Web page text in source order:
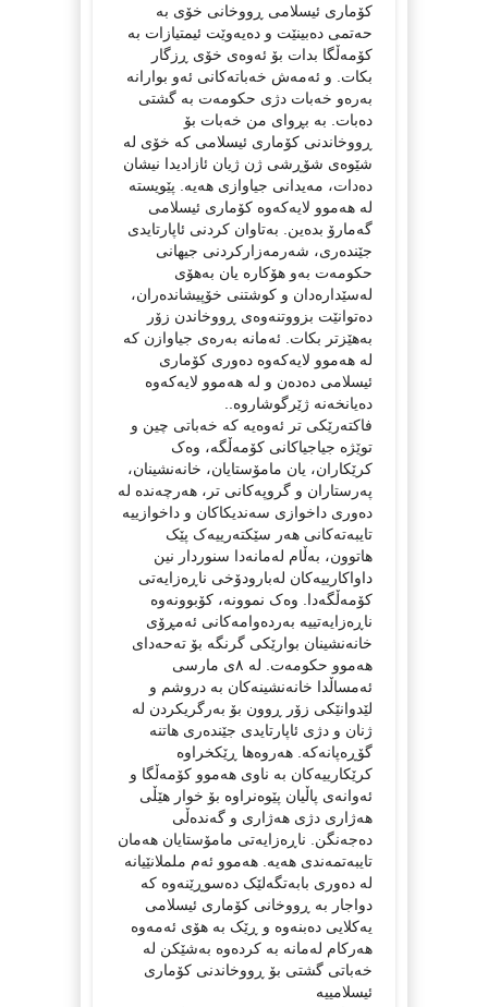
کۆماری ئیسلامی ڕووخانی خۆی بە
حەتمی دەبینێت و دەیەوێت ئیمتیازات بە
کۆمەڵگا بدات بۆ ئەوەی خۆی ڕزگار
بکات. و ئەمەش خەباتەکانی ئەو بوارانە
بەرەو خەبات دژی حکومەت بە گشتی
دەبات. بە بڕوای من خەبات بۆ
ڕووخاندنی کۆماری ئیسلامی کە خۆی لە
شێوەی شۆڕشی ژن ژیان ئازادیدا نیشان
دەدات، مەیدانی جیاوازی هەیە. پێویستە
لە هەموو لایەکەوە کۆماری ئیسلامی
گەمارۆ بدەین. بەتاوان کردنی ئاپارتایدی
جێندەری، شەرمەزارکردنی جیهانی
حکومەت بەو هۆکارە یان بەهۆی
لەسێدارەدان و کوشتنی خۆپیشاندەران،
دەتوانێت بزووتنەوەی ڕووخاندن زۆر
بەهێزتر بکات. ئەمانە بەرەی جیاوازن کە
لە هەموو لایەکەوە دەوری کۆماری
ئیسلامی دەدەن و لە هەموو لایەکەوە
دەیانخەنە ژێرگوشاروە..
فاکتەرێکی تر ئەوەیە کە خەباتی چین و
توێژە جیاجیاکانی کۆمەڵگە، وەک
کرێکاران، یان مامۆستایان، خانەنشینان،
پەرستاران و گروپەکانی تر، هەرچەندە لە
دەوری داخوازی سەندیکاکان و داخوازییە
تایبەتەکانی هەر سێکتەرییەک پێک
هاتوون، بەڵام لەمانەدا سنوردار نین
داواکارییەکان لەبارودۆخی ناڕەزایەتی
کۆمەڵگەدا. وەک نموونە، کۆبوونەوە
ناڕەزایەتییە بەردەوامەکانی ئەمڕۆی
خانەنشینان بوارێکی گرنگە بۆ تەحەدای
هەموو حکومەت. لە ٨ی مارسی
ئەمساڵدا خانەنشینەکان بە دروشم و
لێدوانێکی زۆر ڕوون بۆ بەرگریکردن لە
ژنان و دژی ئاپارتایدی جێندەری هاتنە
گۆڕەپانەکە. هەروەها ڕێکخراوە
کرێکارییەکان بە ناوی هەموو کۆمەڵگا و
ئەوانەی پاڵیان پێوەنراوە بۆ خوار هێڵی
هەژاری دژی هەژاری و گەندەڵی
دەجەنگن. ناڕەزایەتی مامۆستایان هەمان
تایبەتمەندی هەیە. هەموو ئەم ململانێیانە
لە دەوری بابەتگەلێک دەسوڕێنەوە کە
دواجار بە ڕووخانی کۆماری ئیسلامی
یەکلایی دەبنەوە و ڕێک بە هۆی ئەمەوە
هەرکام لەمانە بە کردەوە بەشێکن لە
خەباتی گشتی بۆ ڕووخاندنی کۆماری
ئیسلامییە